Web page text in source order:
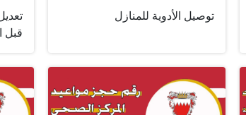
توصيل الأدوية للمنازل
قبل